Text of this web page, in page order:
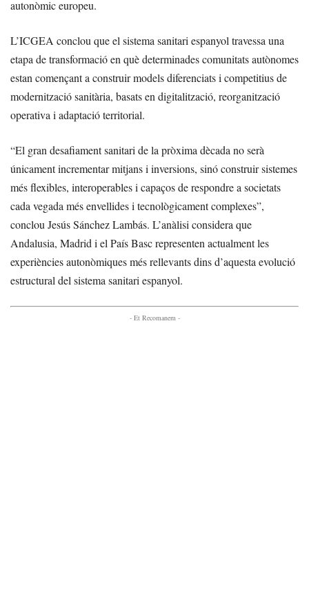
autonòmic europeu.
L’ICGEA conclou que el sistema sanitari espanyol travessa una
etapa de transformació en què determinades comunitats autònomes
estan començant a construir models diferenciats i competitius de
modernització sanitària, basats en digitalització, reorganització
operativa i adaptació territorial.
“El gran desafiament sanitari de la pròxima dècada no serà
únicament incrementar mitjans i inversions, sinó construir sistemes
més flexibles, interoperables i capaços de respondre a societats
cada vegada més envellides i tecnològicament complexes”,
conclou Jesús Sánchez Lambás. L’anàlisi considera que
Andalusia, Madrid i el País Basc representen actualment les
experiències autonòmiques més rellevants dins d’aquesta evolució
estructural del sistema sanitari espanyol.
- Et Recomanem -